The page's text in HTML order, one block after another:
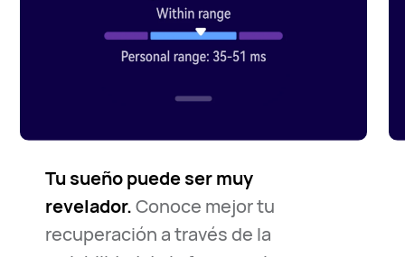
Tu sueño puede ser muy
revelador.Conoce mejor tu
recuperación a través de la